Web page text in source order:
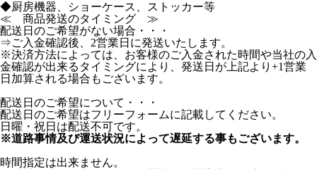
◆厨房機器、ショーケース、ストッカー等
≪ 商品発送のタイミング ≫
配送日のご希望がない場合・・・
⇒ご入金確認後、2営業日に発送いたします。
※決済方法によっては、お客様のご入金された時間や当社の入
金確認が出来るタイミングにより、発送日が上記より+1営業
日加算される場合もございます。
配送日のご希望について・・・
配送日のご希望はフリーフォームに記載してください。
日曜・祝日は配送不可です。
※道路事情及び運送状況によって遅延する事もございます。
時間指定は出来ません。